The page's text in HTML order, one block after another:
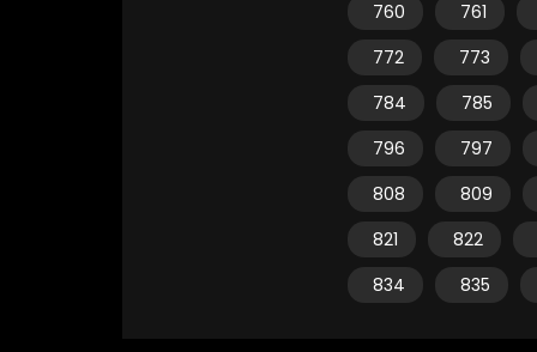
760
761
772
773
784
785
796
797
808
809
821
822
834
835